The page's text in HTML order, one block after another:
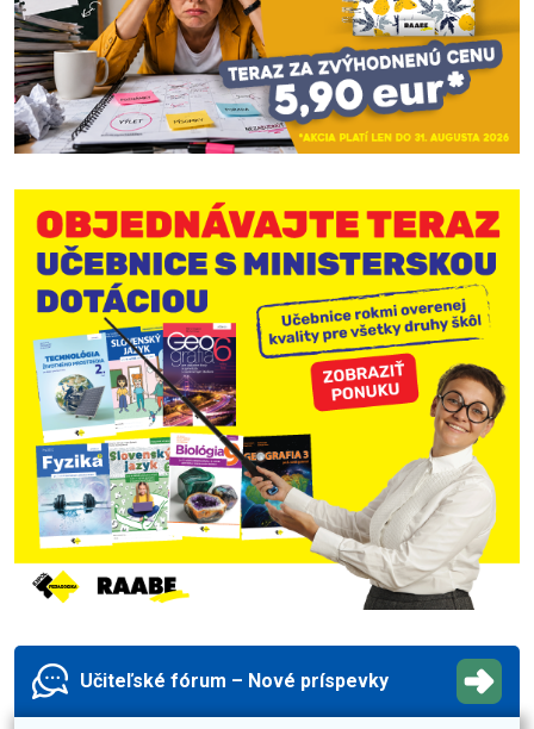
Učiteľské fórum – Nové príspevky